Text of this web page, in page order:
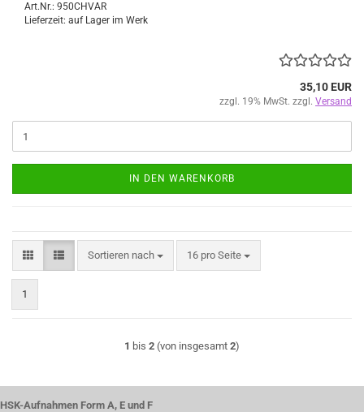
Art.Nr.: 950CHVAR
Lieferzeit: auf Lager im Werk
35,10 EUR
zzgl. 19% MwSt. zzgl. Versand
IN DEN WARENKORB
Sortieren nach
Sortieren nach 16 pro Seite
pro Seite
1
1 bis 2 (von insgesamt 2)
HSK-Aufnahmen Form A, E und F